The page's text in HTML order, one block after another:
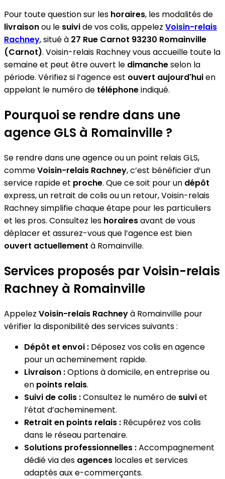
Pour toute question sur les horaires, les modalités de
livraisonou le suivide vos colis, appelez Voisin-relais
Rachney, situé à 27 Rue Carnot 93230 Romainville
(Carnot). Voisin-relais Rachney vous accueille toute la
semaine et peut être ouvert le dimancheselon la
période. Vérifiez si l’agence est ouvert aujourd'huien
appelant le numéro de téléphoneindiqué.
Pourquoi se rendre dans une
agence GLS à Romainville ?
Se rendre dans une agence ou un point relais GLS,
commeVoisin-relais Rachney, c’est bénéficier d’un
service rapide et proche. Que ce soit pour un dépôt
express, un retrait de colis ou un retour, Voisin-relais
Rachney simplifie chaque étape pour les particuliers
et les pros. Consultez les horairesavant de vous
déplacer et assurez-vous que l’agence est bien
ouvert actuellement à Romainville.
Services proposés par Voisin-relais
Rachney à Romainville
Appelez Voisin-relais Rachneyà Romainville pour
vérifier la disponibilité des services suivants :
Dépôt et envoi : Déposez vos colis en agence
pour un acheminement rapide.
Livraison :Options à domicile, en entreprise ou
en points relais.
Suivi de colis :Consultez le numéro de suiviet
l’état d’acheminement.
Retrait en points relais : Récupérez vos colis
dans le réseau partenaire.
Solutions professionnelles :Accompagnement
dédié via des agences locales et services
adaptés aux e-commerçants.